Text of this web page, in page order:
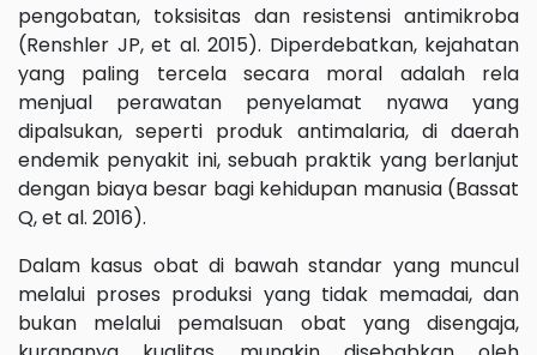
pengobatan, toksisitas dan resistensi antimikroba
(Renshler JP, et al. 2015). Diperdebatkan, kejahatan
yang paling tercela secara moral adalah rela
menjual perawatan penyelamat nyawa yang
dipalsukan, seperti produk antimalaria, di daerah
endemik penyakit ini, sebuah praktik yang berlanjut
dengan biaya besar bagi kehidupan manusia (Bassat
Q, et al. 2016).
Dalam kasus obat di bawah standar yang muncul
melalui proses produksi yang tidak memadai, dan
bukan melalui pemalsuan obat yang disengaja,